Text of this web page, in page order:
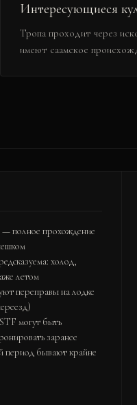
Интересующиеся
Тропа проходит через
имеют саамское
полное прохождение
холод,
летом
переправы на лодке
могут быть
заранее
период бывают крайне